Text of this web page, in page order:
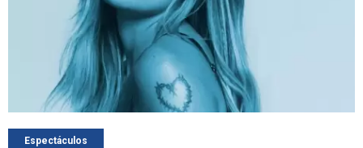
Espectáculos